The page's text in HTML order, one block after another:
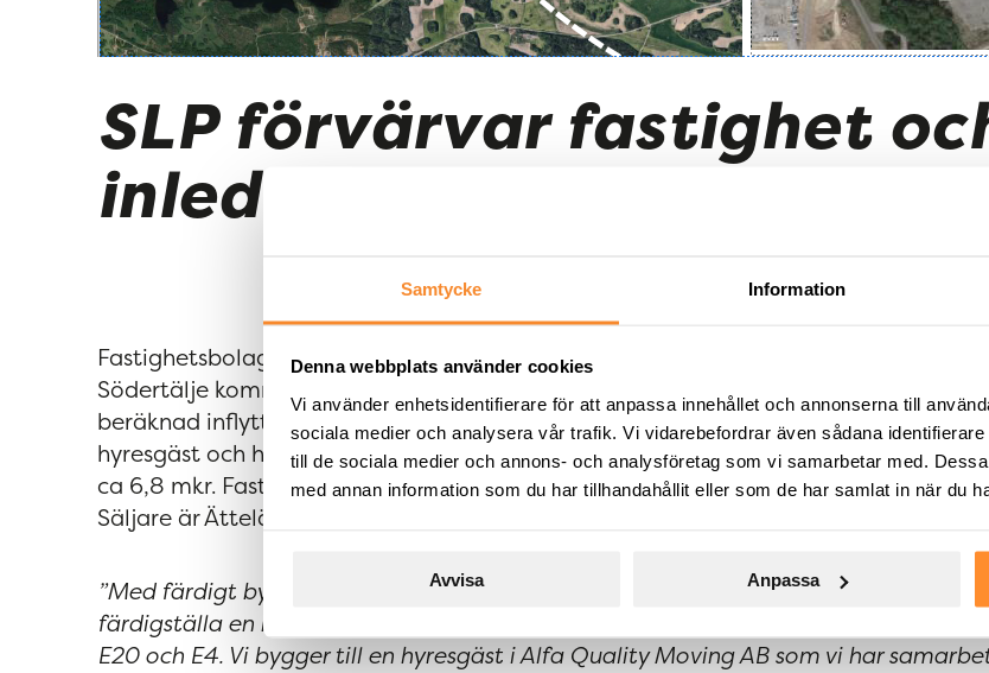
Samtycke Information
Denna webbplats använder cookies
Vi använder enhetsidentifierare för att anpassa innehållet och annonserna till
sociala medier och analysera vår trafik. Vi vidarebefordrar även sådana
till de sociala medier och annons- och analysföretag som vi samarbetar med.
med annan information som du har tillhandahållit eller som de har samlat in när du
Avvisa Anpassa
SLP förvärvar fastighet
inleder byggnation i
Fastighetsbolaget SLP har idag förvärvat och tillträtt fastigheten Tveta-Valsta 4:9 i
Södertälje kommun. Fastigheten kommer att bebyggas med en logistikbyggnad
beräknad inflyttning första kvartalet 2023 på totalt ca 6 500 kvm. Alfa Quality
hyresgäst och hyr hela logistikfastigheten fram till 31 januari 2035 och bashyran
ca 6,8 mkr. Fastigheten medger ytterligare möjlighet att bebygga med ca 5 000
Säljare är Ätteläggen Invest AB.
”Med färdigt bygglov och upphandlad totalentreprenad har vi möjlighet att snabbt
färdigställa en ny logistikfastighet i ett bra läge väster om Södertälje centrum och
E20 och E4. Vi bygger till en hyresgäst i Alfa Quality Moving AB som vi har